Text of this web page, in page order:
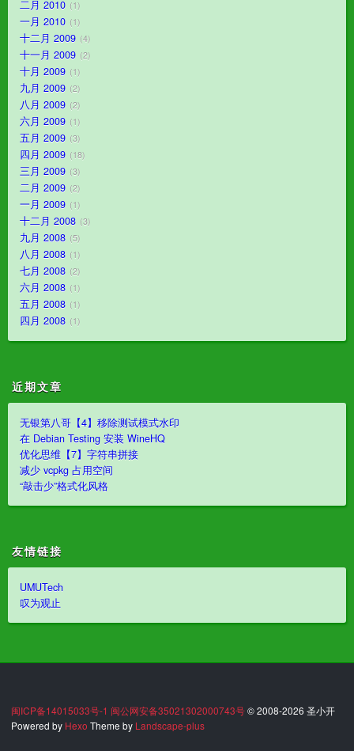
二月 2010 1
一月 2010 1
十二月 2009 4
十一月 2009 2
十月 2009 1
九月 2009 2
八月 2009 2
六月 2009 1
五月 2009 3
四月 2009 18
三月 2009 3
二月 2009 2
一月 2009 1
十二月 2008 3
九月 2008 5
八月 2008 1
七月 2008 2
六月 2008 1
五月 2008 1
四月 2008 1
近期文章
无银第八哥【4】移除测试模式水印
在 Debian Testing 安装 WineHQ
优化思维【7】字符串拼接
减少 vcpkg 占用空间
“敲击少”格式化风格
友情链接
UMUTech
叹为观止
闽ICP备14015033号-1 闽公网安备35021302000743号© 2008-2026 圣小开
Powered by Hexo Theme by Landscape-plus